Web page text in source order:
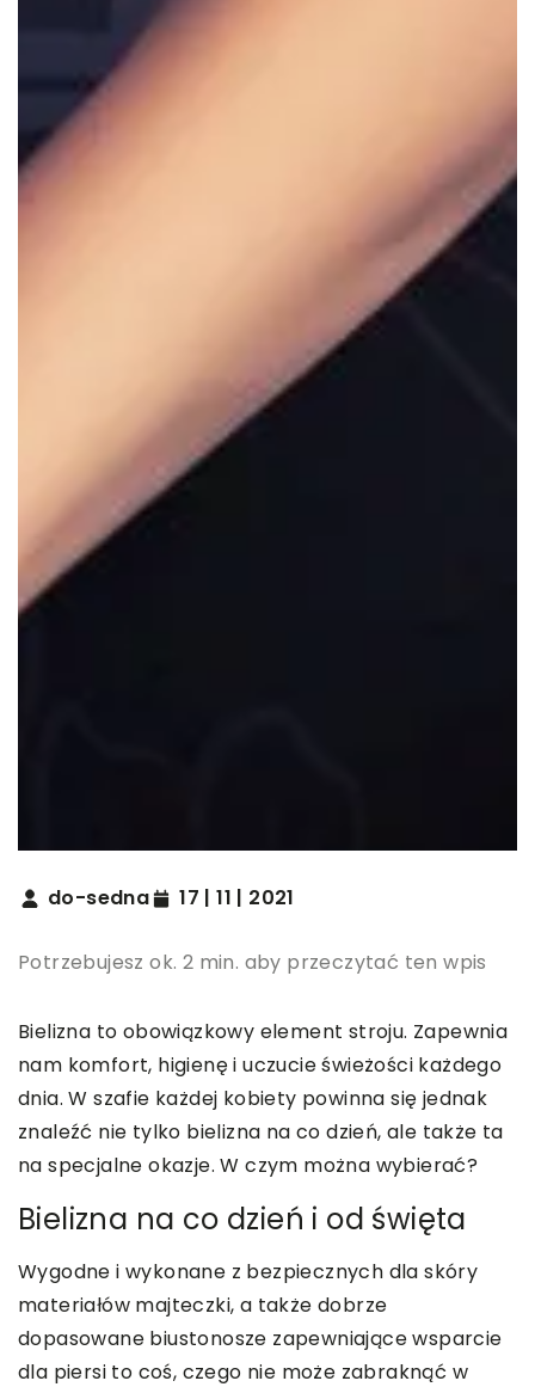
do-sedna 17 | 11 | 2021
Potrzebujesz ok. 2 min. aby przeczytać ten wpis
Bielizna to obowiązkowy element stroju. Zapewnia
nam komfort, higienę i uczucie świeżości każdego
dnia. W szafie każdej kobiety powinna się jednak
znaleźć nie tylko bielizna na co dzień, ale także ta
na specjalne okazje. W czym można wybierać?
Bielizna na co dzień i od święta
Wygodne i wykonane z bezpiecznych dla skóry
materiałów majteczki, a także dobrze
dopasowane biustonosze zapewniające wsparcie
dla piersi to coś, czego nie może zabraknąć w